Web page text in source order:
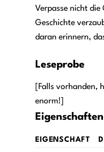
Verpasse nicht
Geschichte
daran erinnern,
Leseprobe
[Falls vorhanden,
enorm!]
EIGENSCHAFT